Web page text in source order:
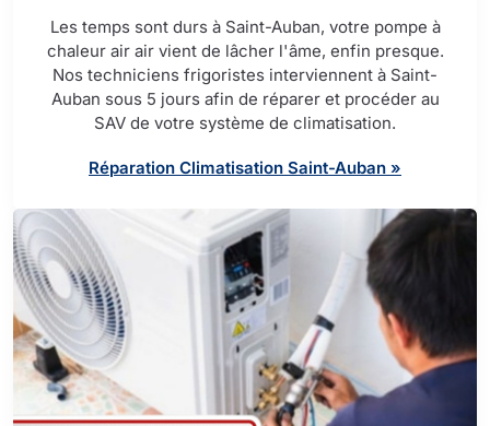
Les temps sont durs à Saint-Auban, votre pompe à
chaleur air air vient de lâcher l'âme, enfin presque.
Nos techniciens frigoristes interviennent à Saint-
Auban sous 5 jours afin de réparer et procéder au
SAV de votre système de climatisation.
Réparation Climatisation Saint-Auban »